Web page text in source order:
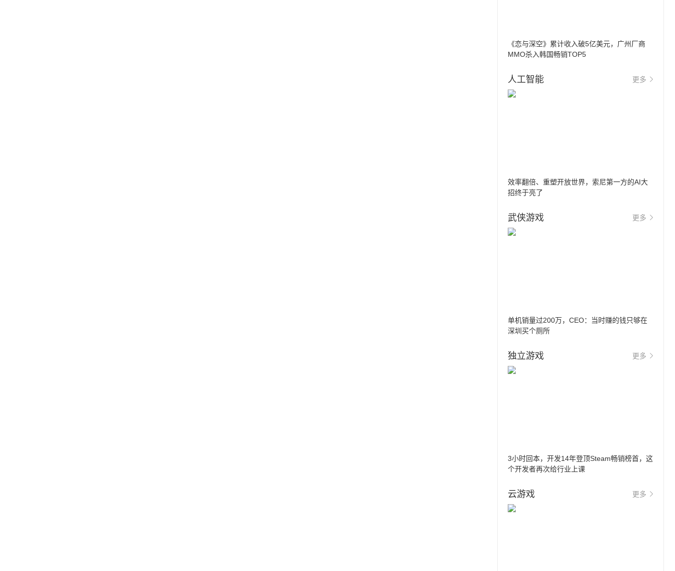
《恋与深空》累计收入破5亿美元，广州厂商
MMO杀入韩国畅销TOP5
人工智能 更多
效率翻倍、重塑开放世界，索尼第一方的AI大
招终于亮了
武侠游戏 更多
单机销量过200万，CEO：当时赚的钱只够在
深圳买个厕所
独立游戏 更多
3小时回本，开发14年登顶Steam畅销榜首，这
个开发者再次给行业上课
云游戏 更多